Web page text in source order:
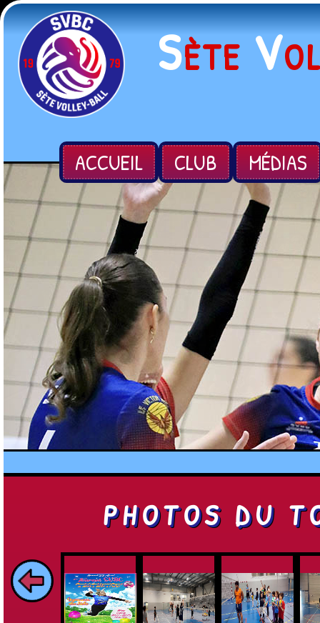
SÈTE V
ACCUEIL CLUB MÉDIAS
PHOTOS DU